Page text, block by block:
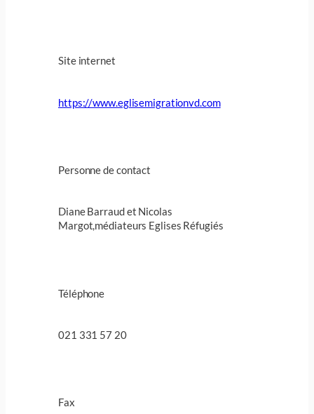
Site internet
https://www.eglisemigrationvd.com
Personne de contact
Diane Barraud et Nicolas
Margot,médiateurs Eglises Réfugiés
Téléphone
021 331 57 20
Fax